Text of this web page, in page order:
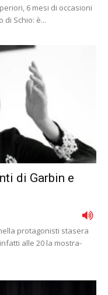
6 mesi di occasioni
Schio: è...
di Garbin e
protagonisti stasera
alle 20 la mostra-